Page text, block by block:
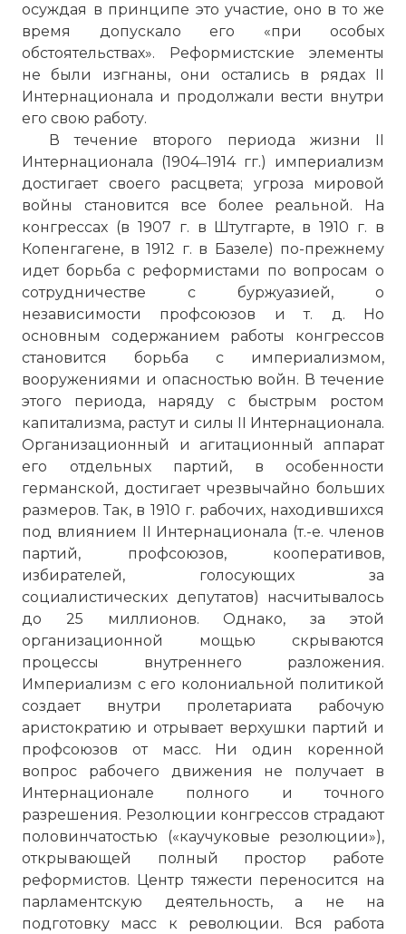
осуждая в принципе это участие, оно в то же
время допускало его «при особых
обстоятельствах». Реформистские элементы
не были изгнаны, они остались в рядах II
Интернационала и продолжали вести внутри
его свою работу.
В течение второго периода жизни II
Интернационала (1904‒1914 гг.) империализм
достигает своего расцвета; угроза мировой
войны становится все более реальной. На
конгрессах (в 1907 г. в Штутгарте, в 1910 г. в
Копенгагене, в 1912 г. в Базеле) по-прежнему
идет борьба с реформистами по вопросам о
сотрудничестве с буржуазией, о
независимости профсоюзов и т. д. Но
основным содержанием работы конгрессов
становится борьба с империализмом,
вооружениями и опасностью войн. В течение
этого периода, наряду с быстрым ростом
капитализма, растут и силы II Интернационала.
Организационный и агитационный аппарат
его отдельных партий, в особенности
германской, достигает чрезвычайно больших
размеров. Так, в 1910 г. рабочих, находившихся
под влиянием II Интернационала (т.-е. членов
партий, профсоюзов, кооперативов,
избирателей, голосующих за
социалистических депутатов) насчитывалось
до 25 миллионов. Однако, за этой
организационной мощью скрываются
процессы внутреннего разложения.
Империализм с его колониальной политикой
создает внутри пролетариата рабочую
аристократию и отрывает верхушки партий и
профсоюзов от масс. Ни один коренной
вопрос рабочего движения не получает в
Интернационале полного и точного
разрешения. Резолюции конгрессов страдают
половинчатостью («каучуковые резолюции»),
открывающей полный простор работе
реформистов. Центр тяжести переносится на
парламентскую деятельность, а не на
подготовку масс к революции. Вся работа